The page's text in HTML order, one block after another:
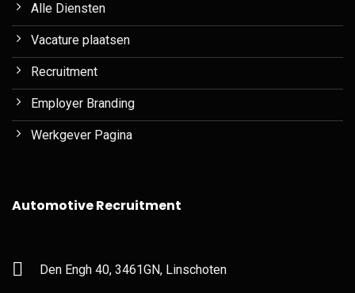
Alle Diensten
Vacature plaatsen
Recruitment
Employer Branding
Werkgever Pagina
Automotive Recruitment
Den Engh 40, 3461GN, Linschoten